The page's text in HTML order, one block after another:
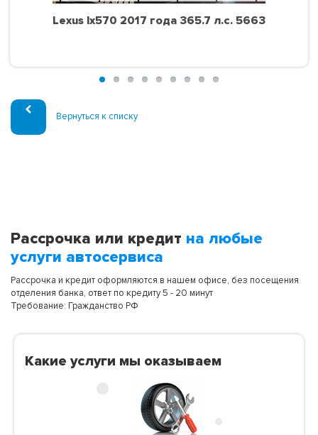
Lexus lx570 2017 года 365.7 л.с. 5663
Вернуться к списку
Рассрочка или кредит на любые
услуги автосервиса
Рассрочка и кредит оформляются в нашем офисе, без посещения
отделения банка, ответ по кредиту 5 - 20 минут
Требование: Гражданство РФ
Какие услуги мы оказываем